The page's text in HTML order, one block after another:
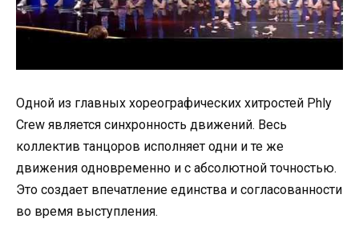
Одной из главных хореографических хитростей Phly
Crew является синхронность движений. Весь
коллектив танцоров исполняет одни и те же
движения одновременно и с абсолютной точностью.
Это создает впечатление единства и согласованности
во время выступления.